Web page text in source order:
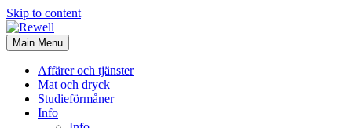
Skip to content
Main Menu
Affärer och tjänster
Mat och dryck
Studieförmåner
Info